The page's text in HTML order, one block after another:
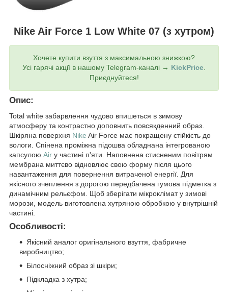
Nike Air Force 1 Low White 07 (з хутром)
Хочете купити взуття з максимальною знижкою?
Усі гарячі акції в нашому Telegram-каналі → KickPrice
Приєднуйтеся!
Опис:
Total white забарвлення чудово впишеться в зимову
атмосферу та контрастно доповнить повсякденний образ.
Шкіряна поверхня Nike Air Force має покращену стійкість до
вологи. Спінена проміжна підошва обладнана інтегрованою
капсулою Air у частині п'яти. Наповнена стисненим повітрям
мембрана миттєво відновлює свою форму після цього
навантаження для повернення витраченої енергії. Для
якісного зчеплення з дорогою передбачена гумова підметка з
динамічним рельєфом. Щоб зберігати мікроклімат у зимові
морози, модель виготовлена хутряною обробкою у внутрішній
частині.
Особливості:
Якісний аналог оригінального взуття, фабричне
виробництво;
Білосніжний образ зі шкіри;
Підкладка з хутра;